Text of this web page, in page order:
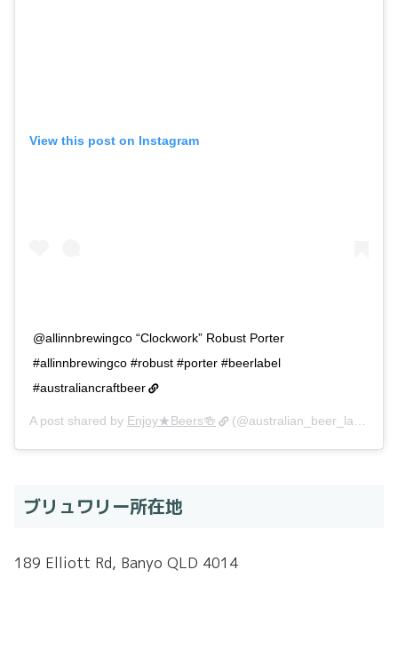
View this post on Instagram
@allinnbrewingco “Clockwork” Robust Porter
#allinnbrewingco #robust #porter #beerlabel
#australiancraftbeer
A post shared by Enjoy★Beers🍻 (@australian_beer_label_360) on
ブリュワリー所在地
189 Elliott Rd, Banyo QLD 4014